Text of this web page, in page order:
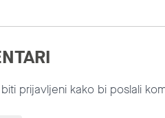
prijavljeni kako bi poslali